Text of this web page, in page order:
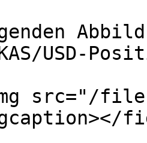
USD-
src="/files/